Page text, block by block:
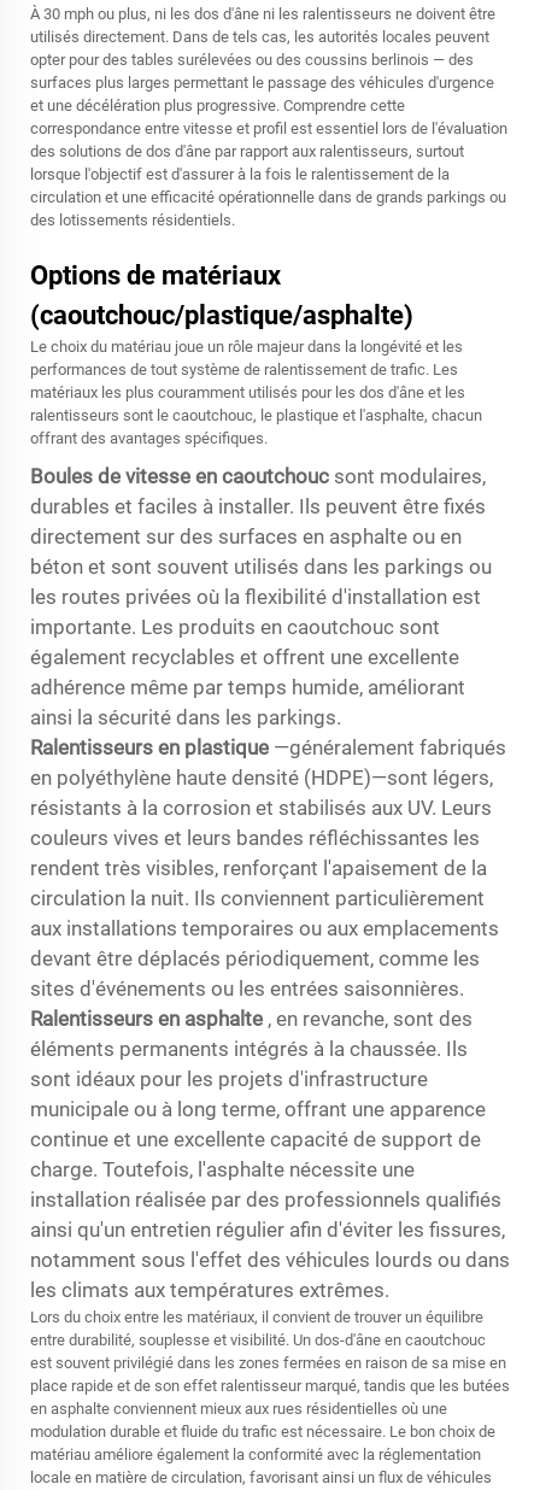
À 30 mph ou plus, ni les dos d'âne ni les ralentisseurs ne doivent être
utilisés directement. Dans de tels cas, les autorités locales peuvent
opter pour des tables surélevées ou des coussins berlinois — des
surfaces plus larges permettant le passage des véhicules d'urgence
et une décélération plus progressive. Comprendre cette
correspondance entre vitesse et profil est essentiel lors de l'évaluation
des solutions de dos d'âne par rapport aux ralentisseurs, surtout
lorsque l'objectif est d'assurer à la fois le ralentissement de la
circulation et une efficacité opérationnelle dans de grands parkings ou
des lotissements résidentiels.
Options de matériaux
(caoutchouc/plastique/asphalte)
Le choix du matériau joue un rôle majeur dans la longévité et les
performances de tout système de ralentissement de trafic. Les
matériaux les plus couramment utilisés pour les dos d'âne et les
ralentisseurs sont le caoutchouc, le plastique et l'asphalte, chacun
offrant des avantages spécifiques.
Boules de vitesse en caoutchouc sont modulaires,
durables et faciles à installer. Ils peuvent être fixés
directement sur des surfaces en asphalte ou en
béton et sont souvent utilisés dans les parkings ou
les routes privées où la flexibilité d'installation est
importante. Les produits en caoutchouc sont
également recyclables et offrent une excellente
adhérence même par temps humide, améliorant
ainsi la sécurité dans les parkings.
Ralentisseurs en plastique —généralement fabriqués
en polyéthylène haute densité (HDPE)—sont légers,
résistants à la corrosion et stabilisés aux UV. Leurs
couleurs vives et leurs bandes réfléchissantes les
rendent très visibles, renforçant l'apaisement de la
circulation la nuit. Ils conviennent particulièrement
aux installations temporaires ou aux emplacements
devant être déplacés périodiquement, comme les
sites d'événements ou les entrées saisonnières.
Ralentisseurs en asphalte , en revanche, sont des
éléments permanents intégrés à la chaussée. Ils
sont idéaux pour les projets d'infrastructure
municipale ou à long terme, offrant une apparence
continue et une excellente capacité de support de
charge. Toutefois, l'asphalte nécessite une
installation réalisée par des professionnels qualifiés
ainsi qu'un entretien régulier afin d'éviter les fissures,
notamment sous l'effet des véhicules lourds ou dans
les climats aux températures extrêmes.
Lors du choix entre les matériaux, il convient de trouver un équilibre
entre durabilité, souplesse et visibilité. Un dos-d'âne en caoutchouc
est souvent privilégié dans les zones fermées en raison de sa mise en
place rapide et de son effet ralentisseur marqué, tandis que les butées
en asphalte conviennent mieux aux rues résidentielles où une
modulation durable et fluide du trafic est nécessaire. Le bon choix de
matériau améliore également la conformité avec la réglementation
locale en matière de circulation, favorisant ainsi un flux de véhicules